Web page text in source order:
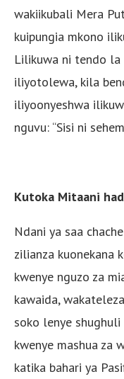
wakiikubali Mera
kuipungia mkono
Lilikuwa ni tendo la
iliyotolewa, kila
iliyoonyeshwa
nguvu: “Sisi ni
Kutoka Mitaani
Ndani ya saa
zilianza kuonekana
kwenye nguzo za
kawaida,
soko lenye shughuli
kwenye mashua za
katika bahari ya